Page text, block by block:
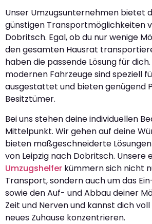
Unser Umzugsunternehmen bietet
günstigen Transportmöglichkeiten
Dobritsch. Egal, ob du nur wenige
den gesamten Hausrat
haben die passende Lösung für
modernen Fahrzeuge sind speziell
ausgestattet und bieten genügend
Besitztümer.
Bei uns stehen deine individuellen
Mittelpunkt. Wir gehen auf deine
bieten maßgeschneiderte
von Leipzig nach Dobritsch. Unsere
Umzugshelfer kümmern sich nicht
Transport, sondern auch um das
sowie den Auf- und Abbau deiner
Zeit und Nerven und kannst dich
neues Zuhause konzentrieren.